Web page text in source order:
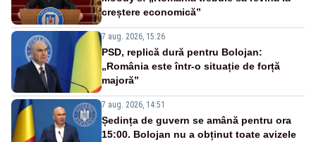
creștere economică”
7 aug. 2026, 15:26
PSD, replică dură pentru Bolojan:
„România este într-o situație de forță
majoră”
7 aug. 2026, 14:51
Ședința de guvern se amână pentru ora
15:00. Bolojan nu a obținut toate avizele